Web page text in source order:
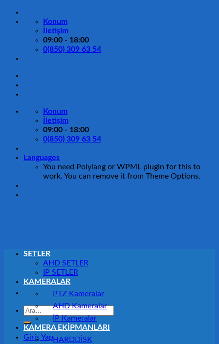
İçeriğe
Konum
İletişim
09:00 - 18:00
0(850) 309 63 54
Konum
İletişim
09:00 - 18:00
0(850) 309 63 54
Languages
You need Polylang or WPML plugin for this to
work. You can remove it from Theme Options.
Ara:
Giriş Yap
SETLER
AHD SETLER
IP SETLER
KAMERALAR
PTZ Kameralar
AHD Kameralar
İP Kameralar
KAMERA EKİPMANLARI
HARDDİSK